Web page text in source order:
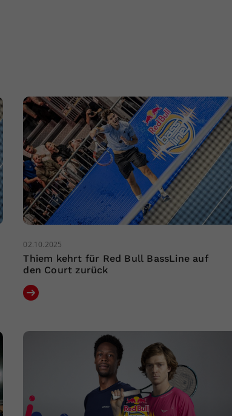
02.10.2025
Thiem kehrt für Red Bull BassLine auf
den Court zurück